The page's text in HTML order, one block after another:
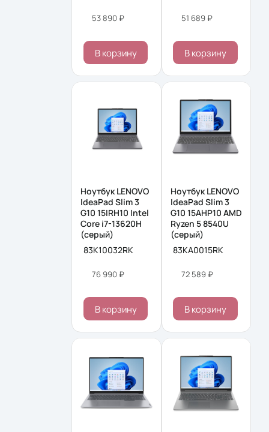
53 890 ₽
В корзину
51 689 ₽
В корзину
Ноутбук LENOVO
IdeaPad Slim 3
G10 15IRH10 Intel
Core i7-13620H
(серый)
83K10032RK
76 990 ₽
В корзину
Ноутбук LENOVO
IdeaPad Slim 3
G10 15AHP10 AMD
Ryzen 5 8540U
(серый)
83KA0015RK
72 589 ₽
В корзину